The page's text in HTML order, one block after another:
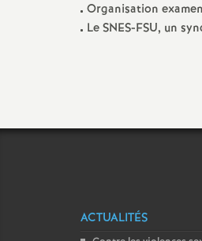
Courriers / Pétitions
Organisation
Le SNES-FSU, un
ACTUALITÉS